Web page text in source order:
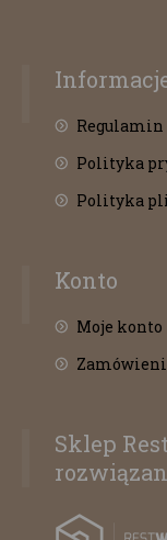
Regulamin
Polityka
Polityka
Konto
Moje konto
Sklep